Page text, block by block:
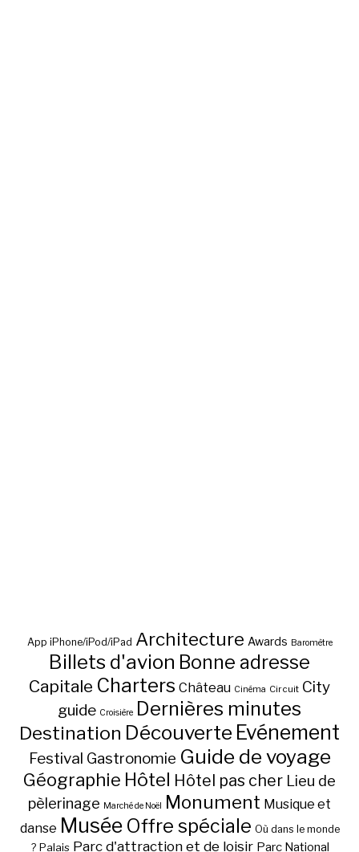
App iPhone/iPod/iPad Architecture Awards Baromètre
Billets d'avion Bonne adresse
Capitale Charters Château Cinéma Circuit City
guide Croisière Dernières minutes
Destination Découverte Evénement
Festival Gastronomie Guide de voyage
Géographie Hôtel Hôtel pas cher Lieu de
pèlerinage Marché de Noël Monument Musique et
danse Musée Offre spéciale Où dans le monde
? Palais Parc d'attraction et de loisir Parc National